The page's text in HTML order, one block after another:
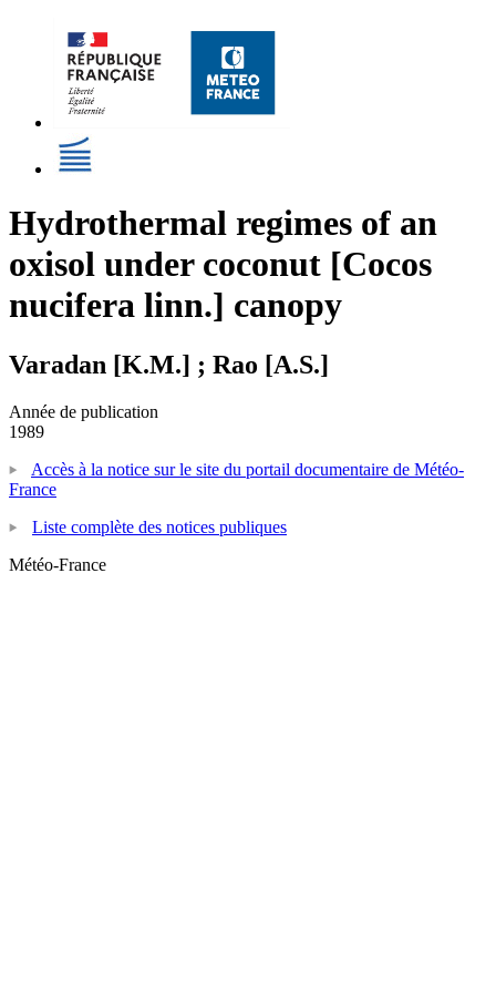
Hydrothermal regimes of an
oxisol under coconut [Cocos
nucifera linn.] canopy
Varadan [K.M.] ; Rao [A.S.]
Année de publication
1989
Accès à la notice sur le site du portail documentaire de Météo-
France
Liste complète des notices publiques
Météo-France